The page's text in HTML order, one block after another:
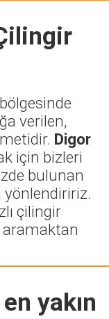
bölgesinde
verilen,
Digor
için bizleri
bulunan
yönlendiririz.
çilingir
yakın